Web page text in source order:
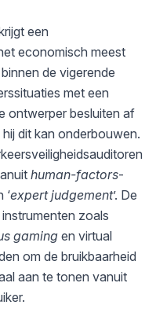
een
economisch meest
de vigerende
met een
ontwerper besluiten af
dit kan onderbouwen.
human-factors-
‘expert judgement’. De
zoals
gaming en virtual
om de bruikbaarheid
aan te tonen vanuit